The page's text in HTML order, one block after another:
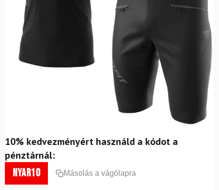
10% kedvezményért használd a kódot a
pénztárnál:
nyar10 Másolás a vágólapra